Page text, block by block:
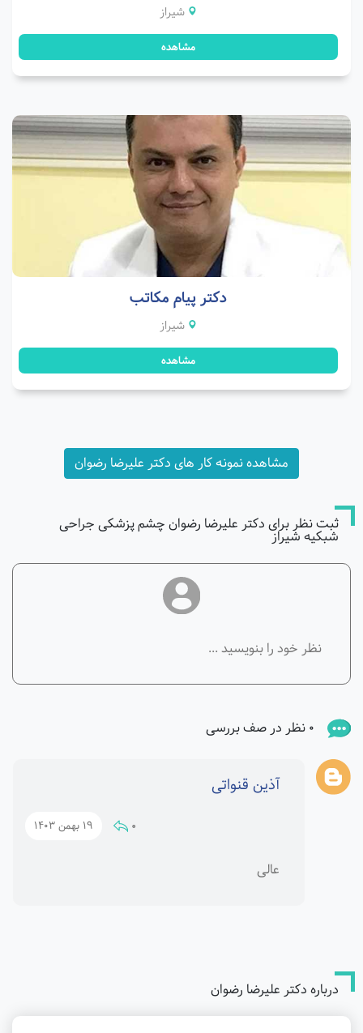
شیراز
مشاهده
دکتر پیام مکاتب
شیراز
مشاهده
مشاهده نمونه کار های دکتر علیرضا رضوان
ثبت نظر برای دکتر علیرضا رضوان چشم پزشکی جراحی
شبکیه شیراز
0 نظر در صف بررسی
آذین قنواتی
0 19 بهمن 1403
عالی
درباره دکتر علیرضا رضوان